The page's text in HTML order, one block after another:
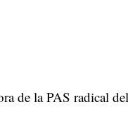
de la PAS radical